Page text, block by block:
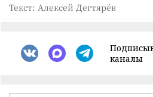
Текст: Алексей Дегтярёв
каналы